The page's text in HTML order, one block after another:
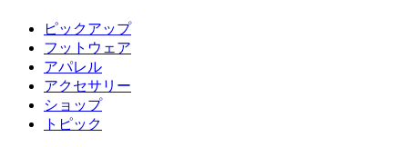
ピックアップ
フットウェア
アパレル
アクセサリー
ショップ
トピック